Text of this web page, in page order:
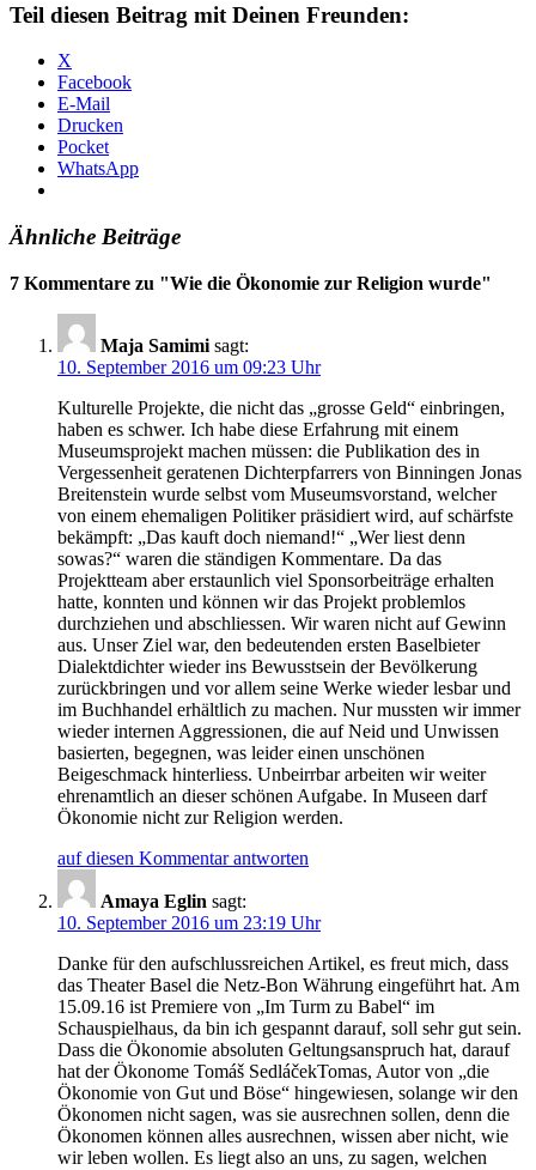
Teil diesen Beitrag mit Deinen Freunden:
X
Facebook
E-Mail
Drucken
Pocket
WhatsApp
Ähnliche Beiträge
7 Kommentare zu "Wie die Ökonomie zur Religion wurde"
Maja Samimi sagt:
10. September 2016 um 09:23 Uhr
Kulturelle Projekte, die nicht das „grosse Geld“ einbringen,
haben es schwer. Ich habe diese Erfahrung mit einem
Museumsprojekt machen müssen: die Publikation des in
Vergessenheit geratenen Dichterpfarrers von Binningen Jonas
Breitenstein wurde selbst vom Museumsvorstand, welcher
von einem ehemaligen Politiker präsidiert wird, auf schärfste
bekämpft: „Das kauft doch niemand!“ „Wer liest denn
sowas?“ waren die ständigen Kommentare. Da das
Projektteam aber erstaunlich viel Sponsorbeiträge erhalten
hatte, konnten und können wir das Projekt problemlos
durchziehen und abschliessen. Wir waren nicht auf Gewinn
aus. Unser Ziel war, den bedeutenden ersten Baselbieter
Dialektdichter wieder ins Bewusstsein der Bevölkerung
zurückbringen und vor allem seine Werke wieder lesbar und
im Buchhandel erhältlich zu machen. Nur mussten wir immer
wieder internen Aggressionen, die auf Neid und Unwissen
basierten, begegnen, was leider einen unschönen
Beigeschmack hinterliess. Unbeirrbar arbeiten wir weiter
ehrenamtlich an dieser schönen Aufgabe. In Museen darf
Ökonomie nicht zur Religion werden.
auf diesen Kommentar antworten
Amaya Eglin sagt:
10. September 2016 um 23:19 Uhr
Danke für den aufschlussreichen Artikel, es freut mich, dass
das Theater Basel die Netz-Bon Währung eingeführt hat. Am
15.09.16 ist Premiere von „Im Turm zu Babel“ im
Schauspielhaus, da bin ich gespannt darauf, soll sehr gut sein.
Dass die Ökonomie absoluten Geltungsanspruch hat, darauf
hat der Ökonome Tomáš SedláčekTomas, Autor von „die
Ökonomie von Gut und Böse“ hingewiesen, solange wir den
Ökonomen nicht sagen, was sie ausrechnen sollen, denn die
Ökonomen können alles ausrechnen, wissen aber nicht, wie
wir leben wollen. Es liegt also an uns, zu sagen, welchen